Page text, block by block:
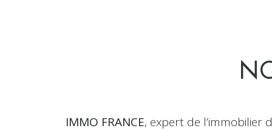
IMMO FRANCE, expert de l’immobilier